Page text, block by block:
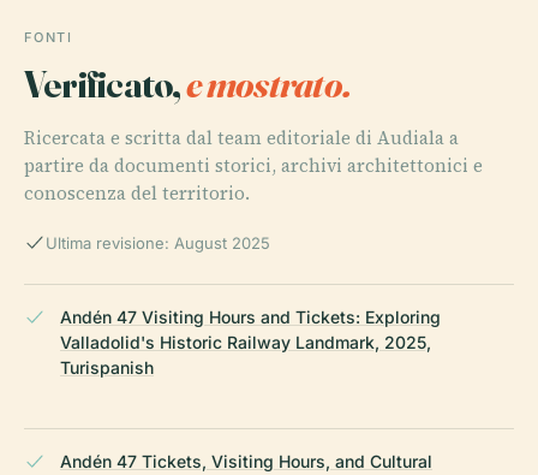
FONTI
Verificato,e mostrato.
Ricercata e scritta dal team editoriale di Audiala a
partire da documenti storici, archivi architettonici e
conoscenza del territorio.
Ultima revisione: August 2025
Andén 47 Visiting Hours and Tickets: Exploring
Valladolid's Historic Railway Landmark, 2025,
Turispanish
Andén 47 Tickets, Visiting Hours, and Cultural